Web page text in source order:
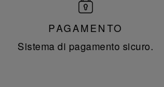
PAGAMENTO
Sistema di pagamento sicuro.